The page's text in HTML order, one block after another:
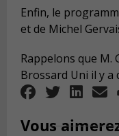
Enfin, le
et de Michel
Rappelons que M.
Brossard Uni il y a
Vous